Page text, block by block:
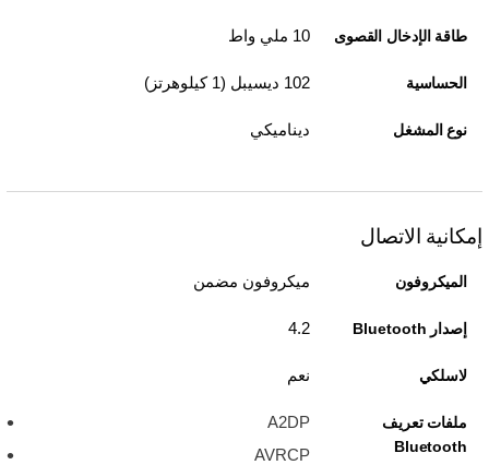
طاقة الإدخال القصوى 10 ملي واط
الحساسية 102 ديسيبل (1 كيلوهرتز)
نوع المشغل ديناميكي
إمكانية الاتصال
الميكروفون ميكروفون مضمن
إصدار Bluetooth 4.2
لاسلكي نعم
ملفات تعريف
Bluetooth
A2DP
AVRCP